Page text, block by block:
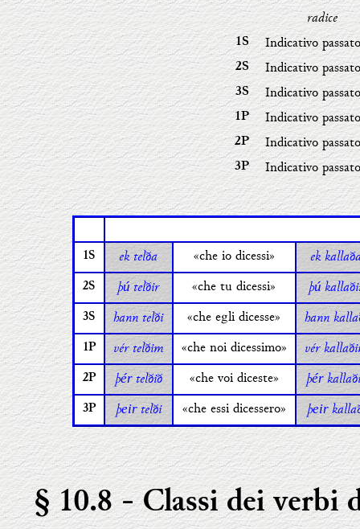
radice
1S Indicativo
2S Indicativo
3S Indicativo
1P Indicativo
2P Indicativo
3P Indicativo
1S ek telða «che io dicessi» ek
2S þútelðir «che tu dicessi» þú
3S hann telði «che egli dicesse» hann
1P vér telðim «che noi dicessimo» vér
2P þértelðið «che voi diceste» þér
3P þeir telði «che essi dicessero» þeir
§ 10.8- Classi dei verbi